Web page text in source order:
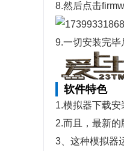
8.然后点击
9.一切安装完毕
软件特色
1.模拟器下载安
2.而且，最新的
3、这种模拟器